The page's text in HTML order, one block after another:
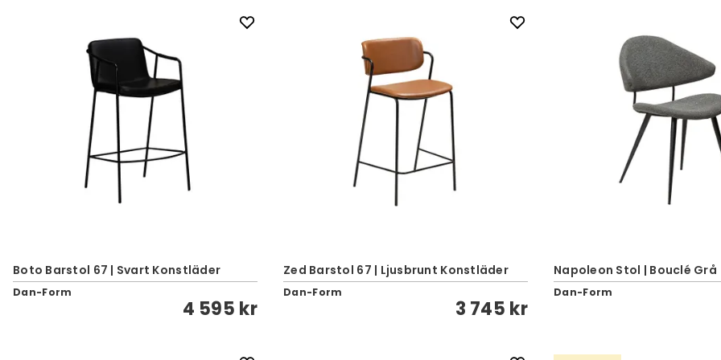
Boto Barstol 67 | Svart Konstläder
Dan-Form
4 595 kr
Zed Barstol 67 | Ljusbrunt Konstläder
Dan-Form
3 745 kr
Napoleon Stol | Bouclé Grå
Dan-Form